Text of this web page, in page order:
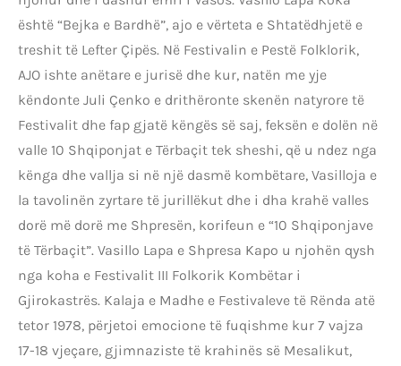
është “Bejka e Bardhë”, ajo e vërteta e Shtatëdhjetë e
treshit të Lefter Çipës. Në Festivalin e Pestë Folklorik,
AJO ishte anëtare e jurisë dhe kur, natën me yje
këndonte Juli Çenko e drithëronte skenën natyrore të
Festivalit dhe fap gjatë këngës së saj, feksën e dolën në
valle 10 Shqiponjat e Tërbaçit tek sheshi, që u ndez nga
kënga dhe vallja si në një dasmë kombëtare, Vasilloja e
la tavolinën zyrtare të jurillëkut dhe i dha krahë valles
dorë më dorë me Shpresën, korifeun e “10 Shqiponjave
të Tërbaçit”. Vasillo Lapa e Shpresa Kapo u njohën qysh
nga koha e Festivalit III Folkorik Kombëtar i
Gjirokastrës. Kalaja e Madhe e Festivaleve të Rënda atë
tetor 1978, përjetoi emocione të fuqishme kur 7 vajza
17-18 vjeçare, gjimnaziste të krahinës së Mesalikut,